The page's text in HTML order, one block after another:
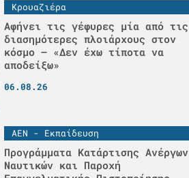
Κρουαζιέρα
Αφήνει τις γέφυρες μία από τις
διασημότερες πλοιάρχους στον
κόσμο – «Δεν έχω τίποτα να
αποδείξω»
06.08.26
ΑΕΝ - Εκπαίδευση
Προγράμματα Κατάρτισης Ανέργων
Ναυτικών και Παροχή